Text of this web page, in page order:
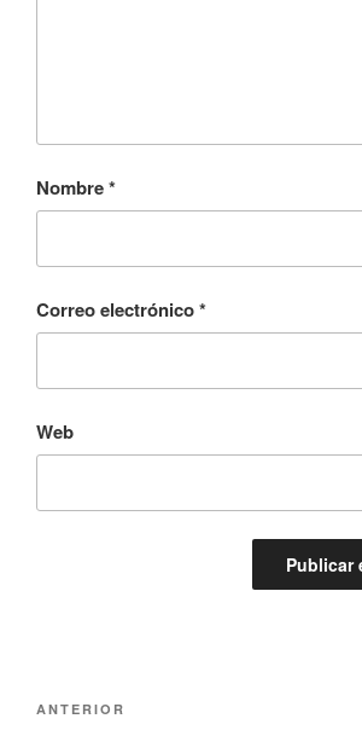
Nombre*
Correo electrónico*
Web
Navegación
Entrada
ANTERIOR